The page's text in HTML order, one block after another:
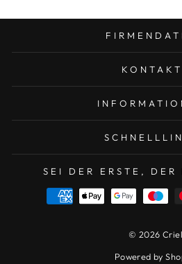
KONTAKT
SEI DER ERSTE, DER
© 2026 Criel
Powered by